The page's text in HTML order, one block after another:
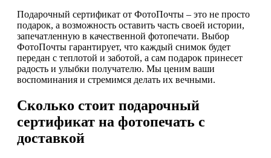
Подарочный сертификат от ФотоПочты – это не просто
подарок, а возможность оставить часть своей истории,
запечатленную в качественной фотопечати. Выбор
ФотоПочты гарантирует, что каждый снимок будет
передан с теплотой и заботой, а сам подарок принесет
радость и улыбки получателю. Мы ценим ваши
воспоминания и стремимся делать их вечными.
Сколько стоит подарочный
сертификат на фотопечать с
доставкой